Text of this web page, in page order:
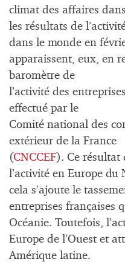
climat des affaires
les résultats de
dans le monde en
apparaissent, eux, en
baromètre de
l’activité des
effectué par le
Comité national des
extérieur de la France
(CNCCEF). Ce résultat
l’activité en Europe
cela s’ajoute le
entreprises françaises
Océanie. Toutefois,
Europe de l’Ouest et
Amérique latine.